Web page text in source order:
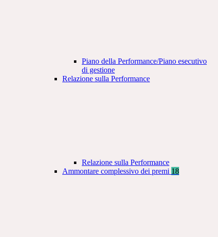
Piano della Performance/Piano esecutivo
di gestione
Relazione sulla Performance
Relazione sulla Performance
Ammontare complessivo dei premi 18